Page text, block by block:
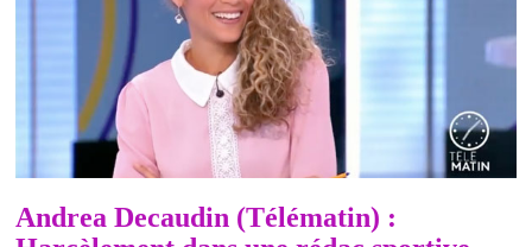
Andrea Decaudin (Télématin) :